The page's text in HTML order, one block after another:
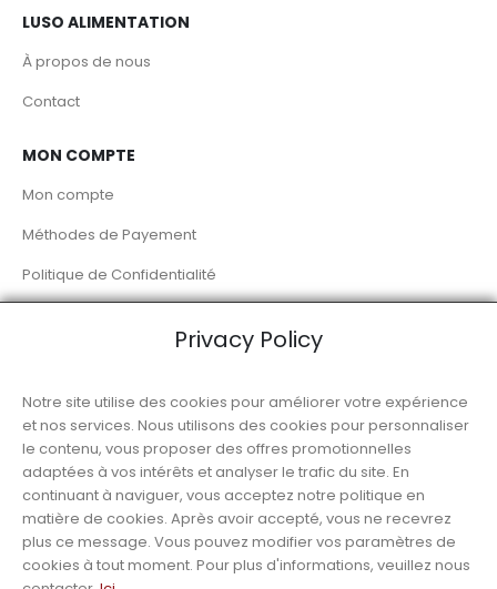
Privacy Policy
Notre site utilise des cookies pour améliorer votre expérience
et nos services. Nous utilisons des cookies pour personnaliser
le contenu, vous proposer des offres promotionnelles
adaptées à vos intérêts et analyser le trafic du site. En
continuant à naviguer, vous acceptez notre politique en
matière de cookies. Après avoir accepté, vous ne recevrez
plus ce message. Vous pouvez modifier vos paramètres de
cookies à tout moment. Pour plus d'informations, veuillez nous
LUSO ALIMENTATION
À propos de nous
Contact
MON COMPTE
Mon compte
Méthodes de Payement
Politique de Confidentialité
© Luso Alimentation